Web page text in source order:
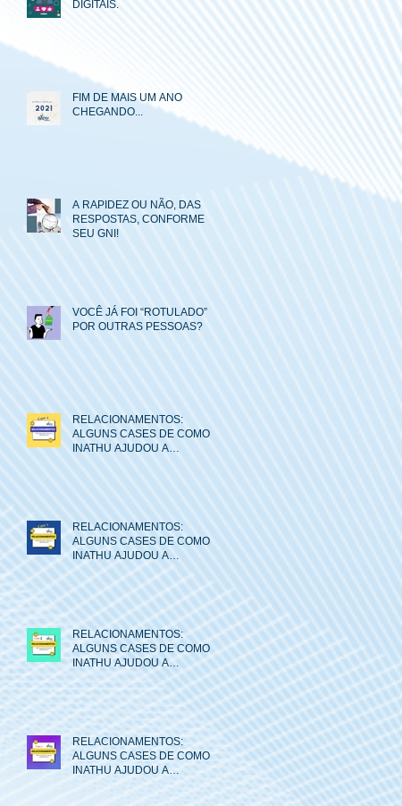
DIGITAIS.
FIM DE MAIS UM ANO
CHEGANDO...
A RAPIDEZ OU NÃO, DAS
RESPOSTAS, CONFORME
SEU GNI!
VOCÊ JÁ FOI “ROTULADO”
POR OUTRAS PESSOAS?
RELACIONAMENTOS:
ALGUNS CASES DE COMO O
INATHU AJUDOU A
ENTRE AS PESSOAS.CASE
RELACIONAMENTOS:
ALGUNS CASES DE COMO O
INATHU AJUDOU A
MELHORAR AS RELAÇÕES
ENTRE AS PESSOAS.
RELACIONAMENTOS:
ALGUNS CASES DE COMO O
INATHU AJUDOU A
MELHORAR AS RELAÇÕES
ENTRE AS PESSOAS.
RELACIONAMENTOS:
ALGUNS CASES DE COMO O
INATHU AJUDOU A
MELHORAR AS RELAÇÕES
ENTRE AS PESSOAS.